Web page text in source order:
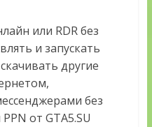
или RDR без
и запускать
другие
без
от GTA5.SU